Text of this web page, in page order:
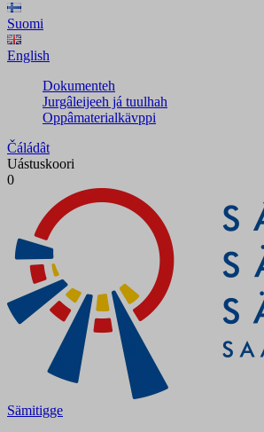
Suomi
English
Dokumenteh
Jurgâleijeeh já tuulhah
Oppâmaterialkävppi
Čáládât
Uástuskoori
0
Sämitigge